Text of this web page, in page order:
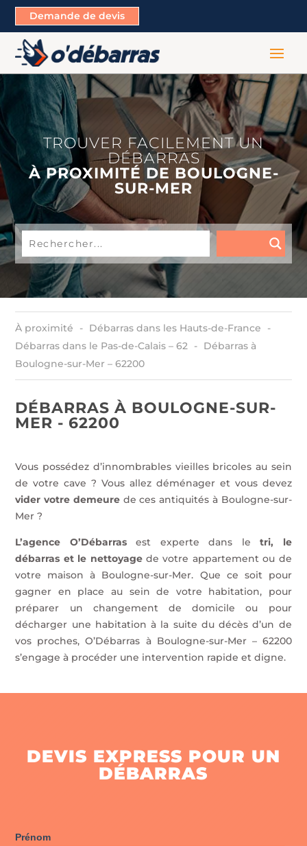
Demande de devis
TROUVER FACILEMENT UN
DÉBARRAS
À PROXIMITÉ DE BOULOGNE-
SUR-MER
À proximité
Débarras dans les Hauts-de-France
Débarras dans le Pas-de-Calais – 62
Débarras à
Boulogne-sur-Mer – 62200
DÉBARRAS À BOULOGNE-SUR-
MER - 62200
Vous possédez d’innombrables vieilles bricoles au sein
de votre cave ? Vous allez déménager et vous devez
vider votre demeurede ces antiquités à Boulogne-sur-
Mer ?
L’agence O’Débarrasest experte dans letri, le
débarras et le nettoyagede votre appartement ou de
votre maison à Boulogne-sur-Mer. Que ce soit pour
gagner en place au sein de votre habitation, pour
préparer un changement de domicile ou pour
décharger une habitation à la suite du décès d’un de
vos proches, O’Débarras à Boulogne-sur-Mer – 62200
s’engage à procéder une intervention rapide et digne.
DEVIS EXPRESS POUR UN
DÉBARRAS